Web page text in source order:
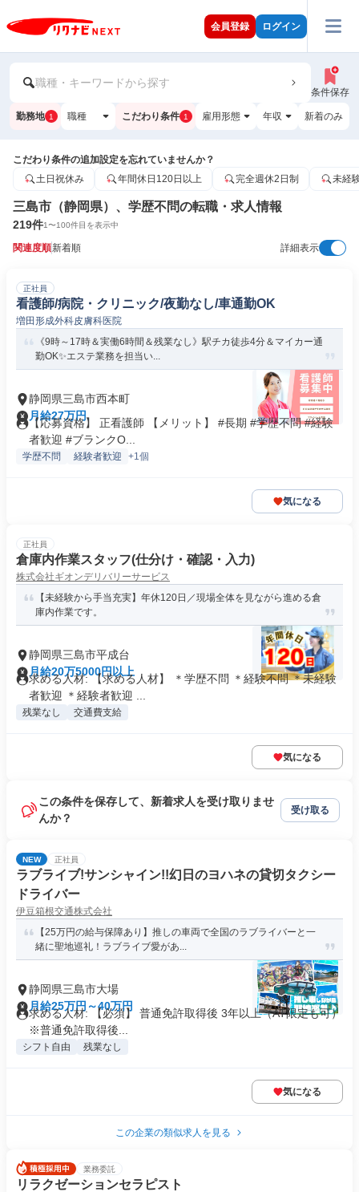
会員登録 ログイン
職種・キーワードから探す
条件保存
勤務地 1 職種 こだわり条件 1 雇用形態 年収 新着のみ
こだわり条件の追加設定を忘れていませんか？
土日祝休み
年間休日120日以上 完全週休2日制 未経
三島市（静岡県）、学歴不問の転職・求人情報
219件1〜100件目を表示中
関連度順新着順 詳細表示
正社員
看護師/病院・クリニック/夜勤なし/車通勤OK
増田形成外科皮膚科医院
《9時～17時＆実働6時間＆残業なし》駅チカ徒歩4分＆マイカー通
勤OK✨エステ業務を担当い...
静岡県三島市西本町
月給27万円
【応募資格】 正看護師 【メリット】 #長期 #学歴不問 #経験
者歓迎 #ブランクO...
学歴不問 経験者歓迎 +1個
気になる
正社員
倉庫内作業スタッフ(仕分け・確認・入力)
株式会社ギオンデリバリーサービス
【未経験から手当充実】年休120日／現場全体を見ながら進める倉
庫内作業です。
静岡県三島市平成台
月給20万5000円以上
求める人材: 【求める人材】 ＊学歴不問 ＊経験不問 ＊未経験
者歓迎 ＊経験者歓迎 ...
残業なし 交通費支給
気になる
この条件を保存して、新着求人を受け取りませ
んか？
受け取る
NEW 正社員
ラブライブ!サンシャイン!!幻日のヨハネの貸切タクシー
ドライバー
伊豆箱根交通株式会社
【25万円の給与保障あり】推しの車両で全国のラブライバーと一
緒に聖地巡礼！ラブライブ愛があ...
静岡県三島市大場
月給25万円～40万円
求める人材: 【必須】 普通免許取得後 3年以上（AT限定も可）
※普通免許取得後...
シフト自由 残業なし
気になる
この企業の類似求人を見る
業務委託
リラクゼーションセラピスト